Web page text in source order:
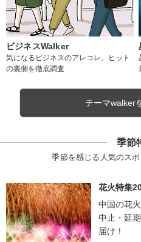
ビジネスWalker
気になるビジネスのアレコレ、ヒット
の裏側を徹底調査
テーマwalker
季節
季節を感じる人気のス
花火特集
中国の花
中止・延
届け！